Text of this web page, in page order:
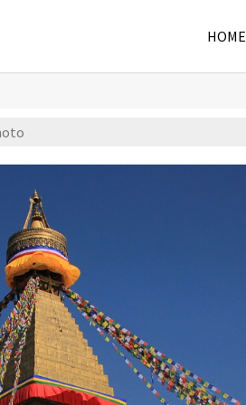
HOME